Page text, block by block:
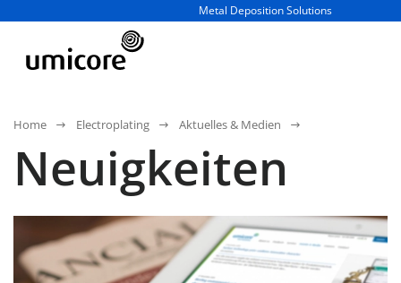
Geschäftsbereich / Abteilung:
Metal Deposition Solutions
Home Electroplating Aktuelles & Medien
Neuigkeiten